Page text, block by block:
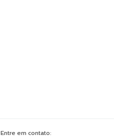
Entre em contato: